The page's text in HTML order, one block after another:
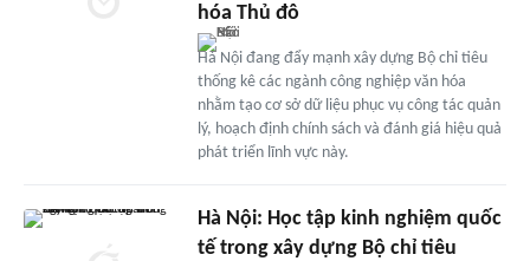
hóa Thủ đô
Hà Nội đang đẩy mạnh xây dựng Bộ chỉ tiêu
thống kê các ngành công nghiệp văn hóa
nhằm tạo cơ sở dữ liệu phục vụ công tác quản
lý, hoạch định chính sách và đánh giá hiệu quả
phát triển lĩnh vực này.
Hà Nội: Học tập kinh nghiệm quốc
tế trong xây dựng Bộ chỉ tiêu